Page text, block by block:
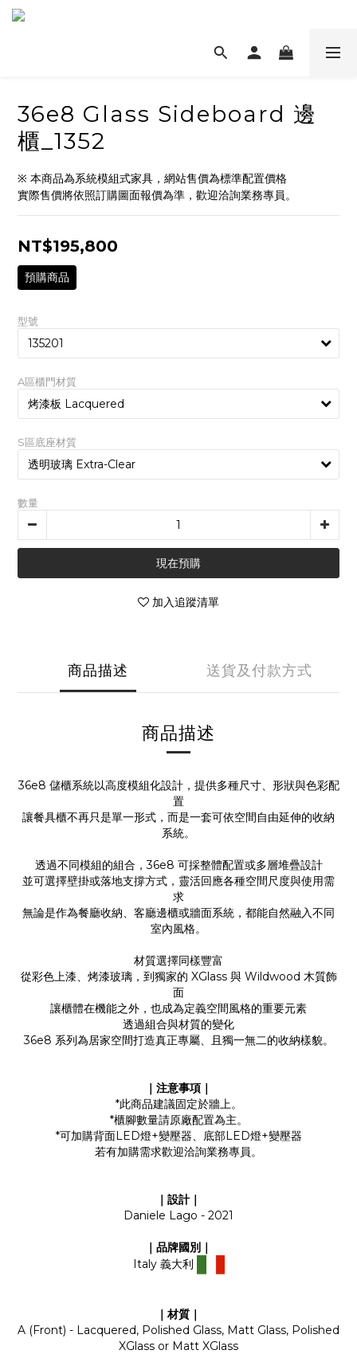
36e8 Glass Sideboard 邊
櫃_1352
※ 本商品為系統模組式家具，網站售價為標準配置價格
實際售價將依照訂購圖面報價為準，歡迎洽詢業務專員。
NT$195,800
預購商品
型號
A區櫃門材質
S區底座材質
數量
現在預購
加入追蹤清單
商品描述 送貨及付款方式
商品描述
36e8 儲櫃系統以高度模組化設計，提供多種尺寸、形狀與色彩配
置
讓餐具櫃不再只是單一形式，而是一套可依空間自由延伸的收納
系統。
透過不同模組的組合，36e8 可採整體配置或多層堆疊設計
並可選擇壁掛或落地支撐方式，靈活回應各種空間尺度與使用需
求
無論是作為餐廳收納、客廳邊櫃或牆面系統，都能自然融入不同
室內風格。
材質選擇同樣豐富
從彩色上漆、烤漆玻璃，到獨家的 XGlass 與 Wildwood 木質飾
面
讓櫃體在機能之外，也成為定義空間風格的重要元素
透過組合與材質的變化
36e8 系列為居家空間打造真正專屬、且獨一無二的收納樣貌。
｜注意事項｜
*此商品建議固定於牆上。
*櫃腳數量請原廠配置為主。
*可加購背面LED燈+變壓器、底部LED燈+變壓器
若有加購需求歡迎洽詢業務專員。
｜設計｜
Daniele Lago - 2021
｜品牌國別｜
Italy 義大利
｜材質｜
A (Front) - Lacquered, Polished Glass, Matt Glass, Polished
XGlass or Matt XGlass